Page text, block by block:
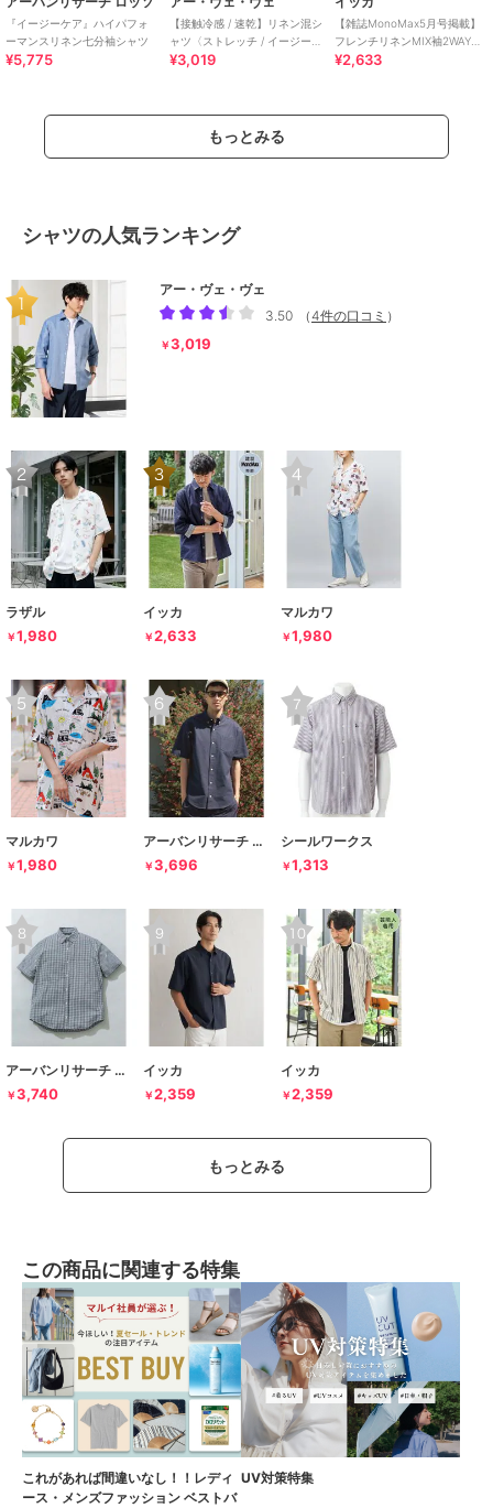
『イージーケア』ハイパフォ
ーマンスリネン七分袖シャツ
¥5,775
【接触冷感 / 速乾】リネン混シ
ャツ〈ストレッチ / イージーケ
ア / 洗濯機で洗える〉
¥3,019
【雑誌MonoMax5月号掲載】
フレンチリネンMIX袖2WAYシ
ャツ【接触冷感】「小泉孝太
¥2,633
もっとみる
シャツの人気ランキング
アー・ヴェ・ヴェ
3.50
（4件の口コミ ）
￥3,019
ラザル
￥1,980
イッカ
￥2,633
マルカワ
￥1,980
マルカワ
￥1,980
アーバンリサーチ サニーレーベル
￥3,696
シールワークス
￥1,313
アーバンリサーチ ロッソ
￥3,740
イッカ
￥2,359
イッカ
￥2,359
もっとみる
この商品に関連する特集
これがあれば間違いなし！！レディ
ース・メンズファッション ベストバ
UV対策特集